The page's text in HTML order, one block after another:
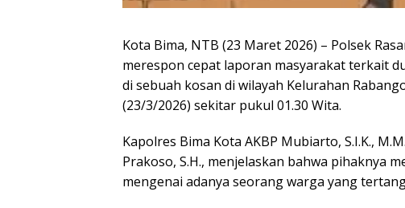
Kota Bima, NTB (23 Maret 2026) – Polsek
merespon cepat laporan masyarakat terkait
di sebuah kosan di wilayah Kelurahan
(23/3/2026) sekitar pukul 01.30 Wita.
Kapolres Bima Kota AKBP Mubiarto, S.I.K.,
Prakoso, S.H., menjelaskan bahwa pihaknya
mengenai adanya seorang warga yang